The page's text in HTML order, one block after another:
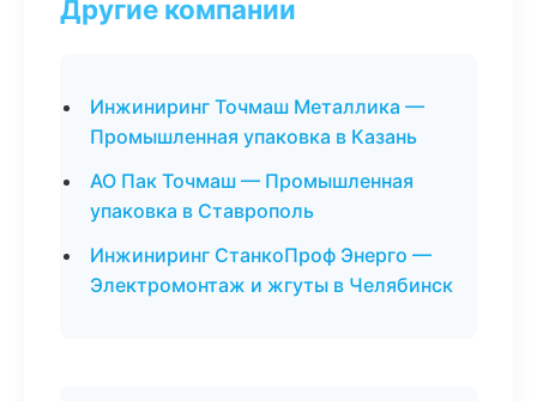
Другие компании
Инжиниринг Точмаш Металлика —
Промышленная упаковка в Казань
АО Пак Точмаш — Промышленная
упаковка в Ставрополь
Инжиниринг СтанкоПроф Энерго —
Электромонтаж и жгуты в Челябинск